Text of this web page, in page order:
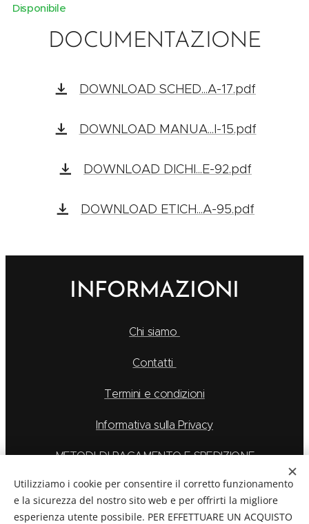
Disponibile
DOCUMENTAZIONE
DOWNLOAD SCHED...A-17.pdf
DOWNLOAD MANUA...I-15.pdf
DOWNLOAD DICHI...E-92.pdf
DOWNLOAD ETICH...A-95.pdf
INFORMAZIONI
Chi siamo
Contatti
Termini e condizioni
Informativa sulla Privacy
METODI DI PAGAMENTO E SPEDIZIONE
Utilizziamo i cookie per consentire il corretto funzionamento
e la sicurezza del nostro sito web e per offrirti la migliore
esperienza utente possibile. PER EFFETTUARE UN ACQUISTO